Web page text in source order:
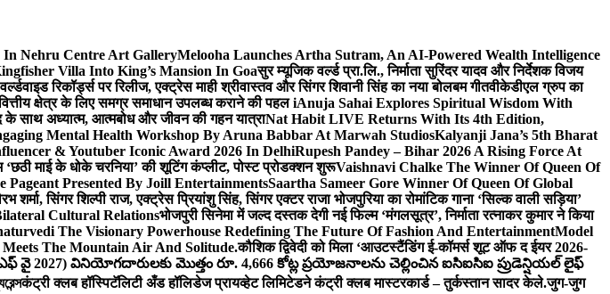
In Nehru Centre Art GalleryMelooha Launches Artha Sutram, An AI-Powered Wealth Intelligence
Villa Into King’s Mansion In Goaसुर म्यूजिक वर्ल्ड प्रा.लि., निर्माता सुरिंदर यादव और निर्देशक विजय
रिकॉर्ड्स पर रिलीज, एक्ट्रेस माही श्रीवास्तव और सिंगर शिवानी सिंह का नया बोलबम गीतवीकेडीएल ग्रुप का
क्षेत्र के लिए समग्र समाधान उपलब्ध कराने की पहल iAnuja Sahai Explores Spiritual Wisdom With
के साथ अध्यात्म, आत्मबोध और जीवन की गहन यात्राNat Habit LIVE Returns With Its 4th Edition,
Mental Health Workshop By Aruna Babbar At Marwah StudiosKalyanji Jana’s 5th Bharat
& Youtuber Iconic Award 2026 In DelhiRupesh Pandey – Bihar 2026 A Rising Force At
‘छठी माई के धोके चरनिया’ की शूटिंग कंप्लीट, पोस्ट प्रोडक्शन शुरूVaishnavi Chalke The Winner Of Queen Of
Presented By Joill EntertainmentsSaartha Sameer Gore Winner Of Queen Of Global
शर्मा, सिंगर शिल्पी राज, एक्ट्रेस प्रियांशु सिंह, सिंगर एक्टर राजा भोजपुरिया का रोमांटिक गाना ‘सिल्क वाली सड़िया’
Cultural Relationsभोजपुरी सिनेमा में जल्द दस्तक देगी नई फिल्म ‘मंगलसूत्र’, निर्माता रत्नाकर कुमार ने किया
The Visionary Powerhouse Redefining The Future Of Fashion And EntertainmentModel
The Mountain Air And Solitude.कौशिक द्विवेदी को मिला ‘आउटस्टैंडिंग ई-कॉमर्स शूट ऑफ द ईयर 2026-
వై 2027) వినియోగదారులకు మొత్తం రూ. 4,666 కోట్ల ప్రయోజనాలను చెల్లించిన ఐసిఐసిఐ ప్రుడెన్షియల్ లైఫ్
कंट्री क्लब हॉस्पिटॅलिटी अँड हॉलिडेज प्रायव्हेट लिमिटेडने कंट्री क्लब मास्टरकार्ड – तुर्कस्तान सादर केले.जुग-जुग